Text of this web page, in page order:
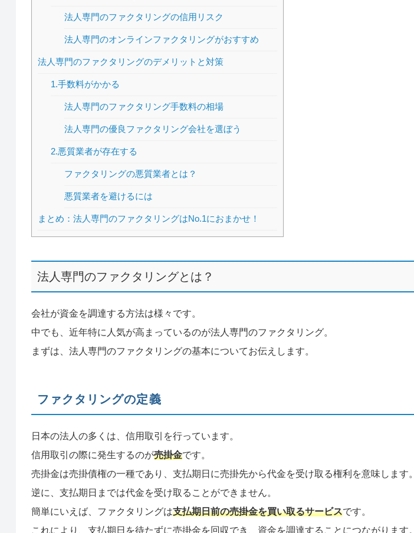
法人専門のファクタリングの信用リスク
法人専門のオンラインファクタリングがおすすめ
法人専門のファクタリングのデメリットと対策
1.手数料がかかる
法人専門のファクタリング手数料の相場
法人専門の優良ファクタリング会社を選ぼう
2.悪質業者が存在する
ファクタリングの悪質業者とは？
悪質業者を避けるには
まとめ：法人専門のファクタリングはNo.1におまかせ！
法人専門のファクタリングとは？
会社が資金を調達する方法は様々です。
中でも、近年特に人気が高まっているのが法人専門のファクタリング。
まずは、法人専門のファクタリングの基本についてお伝えします。
ファクタリングの定義
日本の法人の多くは、信用取引を行っています。
信用取引の際に発生するのが売掛金です。
売掛金は売掛債権の一種であり、支払期日に売掛先から代金を受け取る権利を意味します。
逆に、支払期日までは代金を受け取ることができません。
簡単にいえば、ファクタリングは支払期日前の売掛金を買い取るサービスです。
これにより、支払期日を待たずに売掛金を回収でき、資金を調達することにつながります。